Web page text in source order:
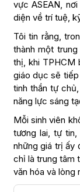
vực ASEAN,
diện về trí tuệ,
Tôi tin rằng,
thành một
thị, khi TPHCM
giáo dục sẽ
tinh thần tự
năng lực sáng
Mỗi sinh viên
tương lai, tự
những giá trị ấy
chỉ là trung tâm
văn hóa và lòng